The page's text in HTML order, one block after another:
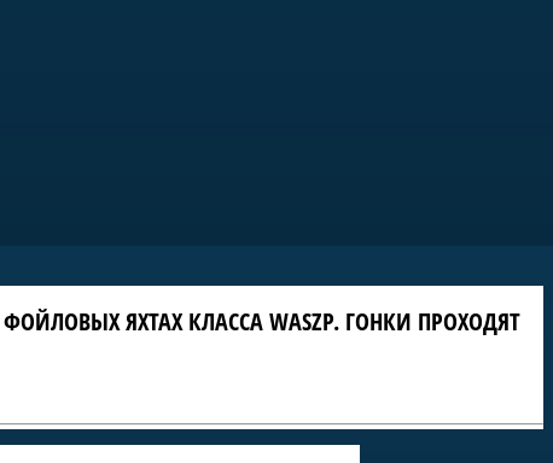
ЯХТАХ КЛАССА WASZP. ГОНКИ ПРОХОДЯТ